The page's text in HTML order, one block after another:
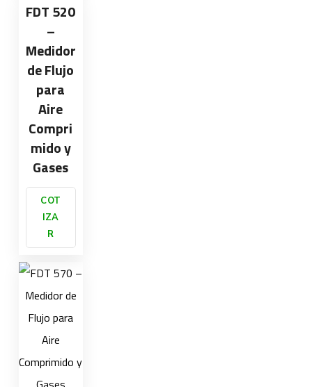
FDT 520
–
Medidor
de Flujo
para
Aire
Compri
mido y
Gases
COT
IZA
R